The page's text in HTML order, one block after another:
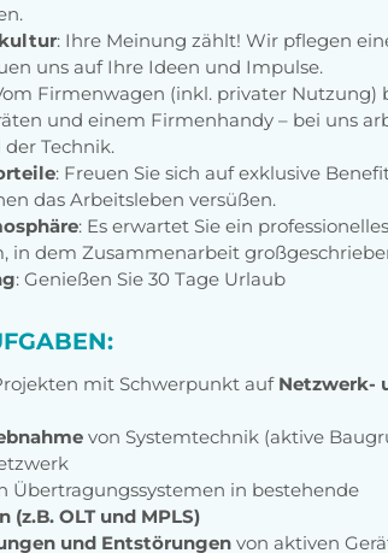
: Ihre Meinung zählt! Wir pflegen
uns auf Ihre Ideen und Impulse.
Firmenwagen (inkl. privater Nutzung)
und einem Firmenhandy – bei uns
Technik.
: Freuen Sie sich auf exklusive
das Arbeitsleben versüßen.
: Es erwartet Sie ein
in dem Zusammenarbeit
: Genießen Sie 30 Tage Urlaub
mit Schwerpunkt auf Netzwerk-
von Systemtechnik (aktive
Übertragungssystemen in bestehende
OLT und MPLS)
und Entstörungen von aktiven